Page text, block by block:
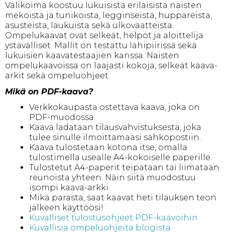
Valikoima koostuu lukuisista erilaisista naisten
mekoista ja tunikoista, legginseistä, huppareista,
asusteista, laukuista sekä ulkovaatteista.
Ompelukaavat ovat selkeät, helpot ja aloittelija
ystävälliset. Mallit on testattu lähipiirissä sekä
lukuisien kaavatestaajien kanssa. Naisten
ompelukaavoissa on laajasti kokoja, selkeät kaava-
arkit sekä ompeluohjeet.
Mikä on PDF-kaava?
Verkkokaupasta ostettava kaava, joka on
PDF-muodossa.
Kaava ladataan tilausvahvistuksesta, joka
tulee sinulle ilmoittamaasi sähköpostiin.
Kaava tulostetaan kotona itse, omalla
tulostimella usealle A4-kokoiselle paperille.
Tulostetut A4-paperit teipataan tai liimataan
reunoista yhteen. Näin siitä muodostuu
isompi kaava-arkki.
Mikä parasta, saat kaavat heti tilauksen teon
jälkeen käyttöösi!
Kuvalliset tulostusohjeet PDF-kaavoihin
Kuvallisia ompeluohjeita blogista